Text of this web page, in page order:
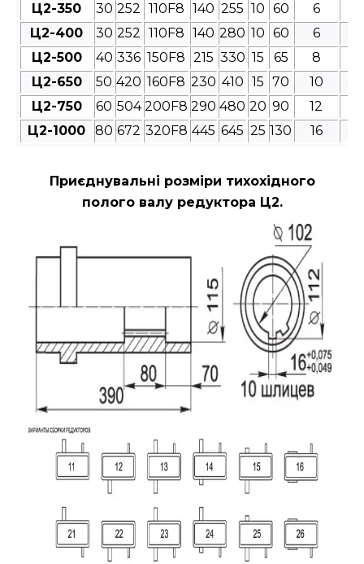
Ц2-350
30 252 110F8 140 255 10 60 6
Ц2-400
30 252 110F8 140 280 10 60 6
Ц2-500
40 336 150F8 215 330 15 65 8
Ц2-650
50 420 160F8 230 410 15 70 10
Ц2-750
60 504 200F8 290 480 20 90 12
Ц2-1000
80 672 320F8 445 645 25 130 16
Приєднувальні розміри тихохідного
полого валу редуктора Ц2.